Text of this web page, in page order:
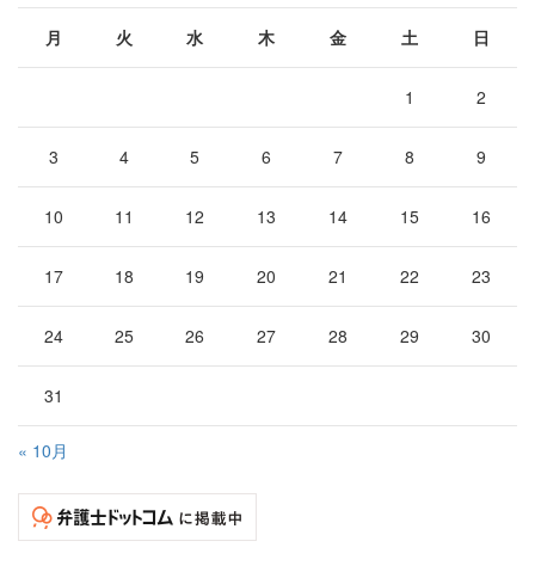
月 火 水 木 金 土 日
1 2
3 4 5 6 7 8 9
10 11 12 13 14 15 16
17 18 19 20 21 22 23
24 25 26 27 28 29 30
31
« 10月